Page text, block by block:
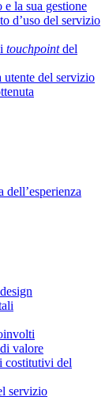
la sua gestione
d’uso del servizio
touchpointdel
utente del servizio
valore
costitutivi del
servizio